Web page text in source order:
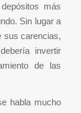
más
Sin lugar a
sus carencias,
invertir
de las
habla mucho